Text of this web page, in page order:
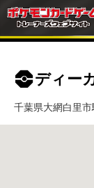
ディー
千葉県大網白里